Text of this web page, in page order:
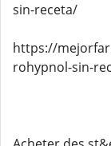
sin-receta/
https://
rohypnol-sin-